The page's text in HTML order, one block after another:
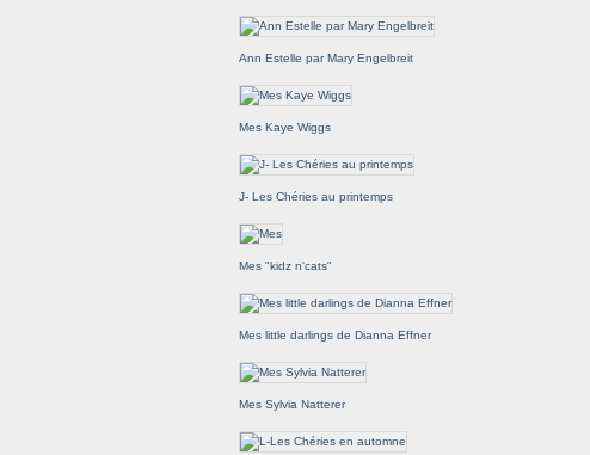
Ann Estelle par Mary Engelbreit
Mes Kaye Wiggs
J- Les Chéries au printemps
Mes "kidz n'cats"
Mes little darlings de Dianna Effner
Mes Sylvia Natterer